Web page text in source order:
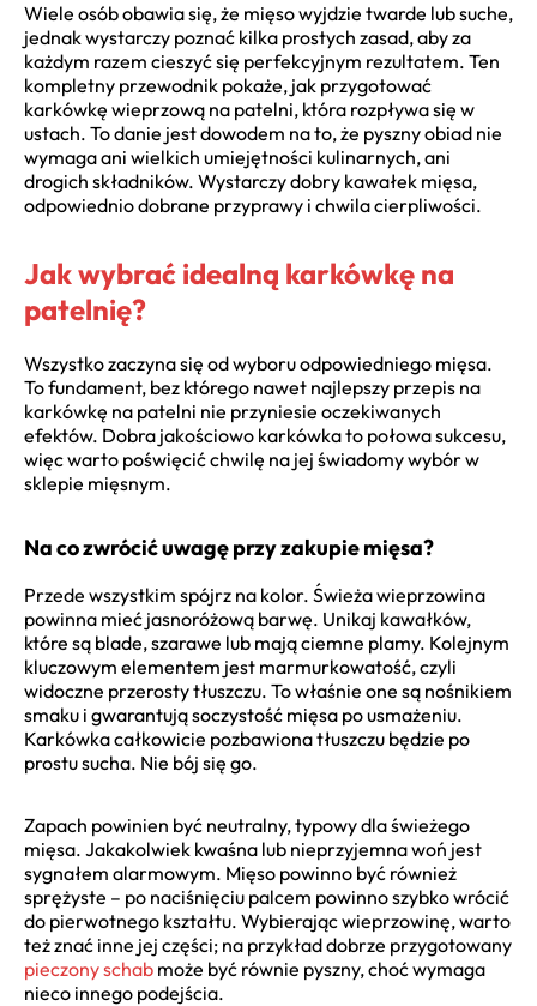
Wiele osób obawia się, że mięso wyjdzie twarde lub suche,
jednak wystarczy poznać kilka prostych zasad, aby za
każdym razem cieszyć się perfekcyjnym rezultatem. Ten
kompletny przewodnik pokaże, jak przygotować
karkówkę wieprzową na patelni, która rozpływa się w
ustach. To danie jest dowodem na to, że pyszny obiad nie
wymaga ani wielkich umiejętności kulinarnych, ani
drogich składników. Wystarczy dobry kawałek mięsa,
odpowiednio dobrane przyprawy i chwila cierpliwości.
Jak wybrać idealną karkówkę na
patelnię?
Wszystko zaczyna się od wyboru odpowiedniego mięsa.
To fundament, bez którego nawet najlepszy przepis na
karkówkę na patelni nie przyniesie oczekiwanych
efektów. Dobra jakościowo karkówka to połowa sukcesu,
więc warto poświęcić chwilę na jej świadomy wybór w
sklepie mięsnym.
Na co zwrócić uwagę przy zakupie mięsa?
Przede wszystkim spójrz na kolor. Świeża wieprzowina
powinna mieć jasnoróżową barwę. Unikaj kawałków,
które są blade, szarawe lub mają ciemne plamy. Kolejnym
kluczowym elementem jest marmurkowatość, czyli
widoczne przerosty tłuszczu. To właśnie one są nośnikiem
smaku i gwarantują soczystość mięsa po usmażeniu.
Karkówka całkowicie pozbawiona tłuszczu będzie po
prostu sucha. Nie bój się go.
Zapach powinien być neutralny, typowy dla świeżego
mięsa. Jakakolwiek kwaśna lub nieprzyjemna woń jest
sygnałem alarmowym. Mięso powinno być również
sprężyste – po naciśnięciu palcem powinno szybko wrócić
do pierwotnego kształtu. Wybierając wieprzowinę, warto
też znać inne jej części; na przykład dobrze przygotowany
pieczony schab może być równie pyszny, choć wymaga
nieco innego podejścia.